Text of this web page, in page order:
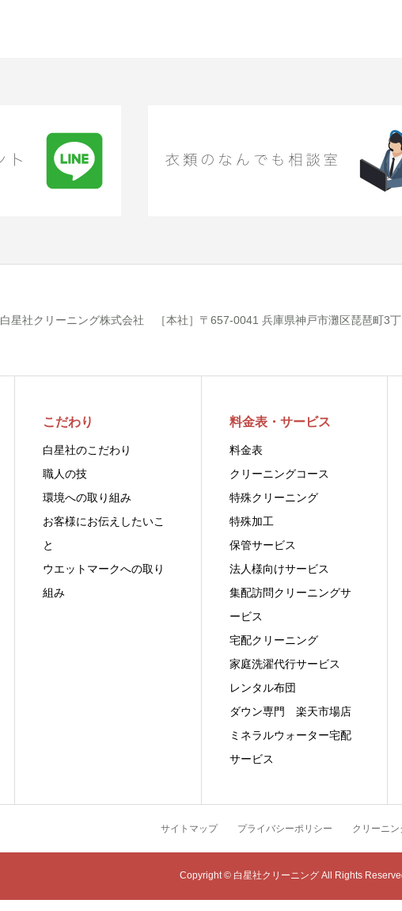
白星社クリーニング株式会社 ［本社］〒657-0041 兵庫県神戸市灘区琵琶町3
こだわり
白星社のこだわり
職人の技
環境への取り組み
お客様にお伝えしたいこ
と
ウエットマークへの取り
組み
料金表・サービス
料金表
クリーニングコース
特殊クリーニング
特殊加工
保管サービス
法人様向けサービス
集配訪問クリーニングサ
ービス
宅配クリーニング
家庭洗濯代行サービス
レンタル布団
ダウン専門 楽天市場店
ミネラルウォーター宅配
サービス
サイトマップ プライバシーポリシー クリーニン
Copyright © 白星社クリーニング All Rights